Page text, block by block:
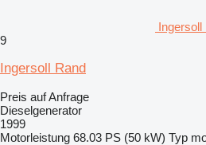
Ingersoll
9
Ingersoll Rand
Preis auf Anfrage
Dieselgenerator
1999
Motorleistung 68.03 PS (50 kW) Typ